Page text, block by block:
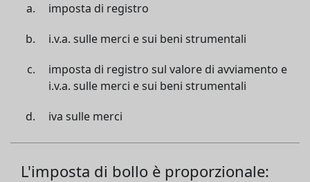
imposta di registro
i.v.a. sulle merci e sui beni strumentali
imposta di registro sul valore di avviamento e
i.v.a. sulle merci e sui beni strumentali
iva sulle merci
L'imposta di bollo è proporzionale: